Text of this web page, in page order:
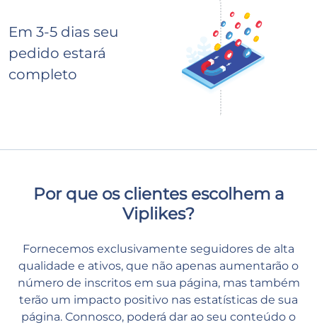
Em 3-5 dias seu
pedido estará
completo
Por que os clientes escolhem a
Viplikes?
Fornecemos exclusivamente seguidores de alta
qualidade e ativos, que não apenas aumentarão o
número de inscritos em sua página, mas também
terão um impacto positivo nas estatísticas de sua
página. Connosco, poderá dar ao seu conteúdo o